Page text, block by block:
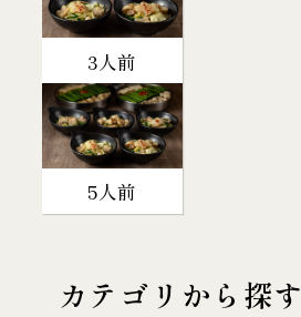
3人前
5人前
カテゴリから探す